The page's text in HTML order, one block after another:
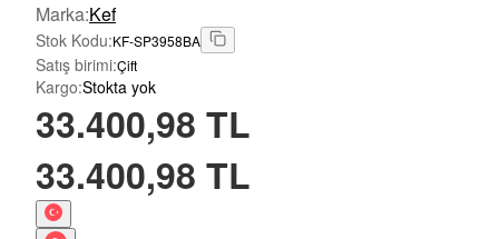
Marka:Kef
Stok Kodu:KF-SP3958BA
Satış birimi:Çift
Kargo:Stokta yok
33.400,98 TL
33.400,98 TL